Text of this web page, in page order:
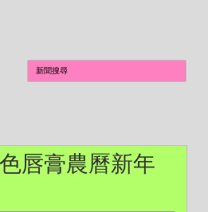
紅色唇膏農曆新年